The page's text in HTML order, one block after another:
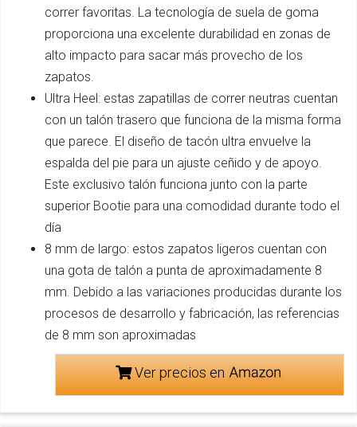
correr favoritas. La tecnología de suela de goma
proporciona una excelente durabilidad en zonas de
alto impacto para sacar más provecho de los
zapatos.
Ultra Heel: estas zapatillas de correr neutras cuentan
con un talón trasero que funciona de la misma forma
que parece. El diseño de tacón ultra envuelve la
espalda del pie para un ajuste ceñido y de apoyo.
Este exclusivo talón funciona junto con la parte
superior Bootie para una comodidad durante todo el
día
8 mm de largo: estos zapatos ligeros cuentan con
una gota de talón a punta de aproximadamente 8
mm. Debido a las variaciones producidas durante los
procesos de desarrollo y fabricación, las referencias
de 8 mm son aproximadas
Ver precios en